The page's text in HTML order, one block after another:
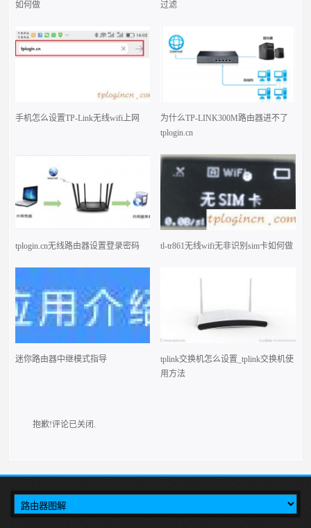
如何做
过滤
手机怎么设置TP-Link无线wifi上网
为什么TP-LINK300M路由器进不了
tplogin.cn
tplogin.cn无线路由器设置登录密码 tl-tr861无线wifi无非识别sim卡如何做
迷你路由器中继模式指导
tplink交换机怎么设置_tplink交换机使
用方法
抱歉!评论已关闭.